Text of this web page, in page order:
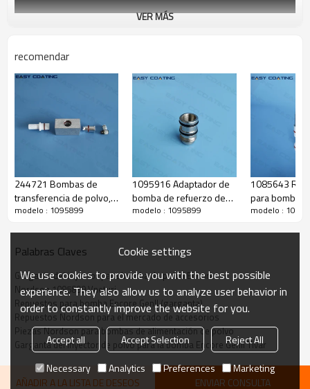
VER MÁS
recomendar
244721 Bombas de
transferencia de polvo,
repuesto de salida de
modelo : 1095899
1095916 Adaptador de
bomba de refuerzo de
polvo de repuesto para
modelo : 1095899
1085643
para bomba
alimentación
modelo :
Palabras Claves
Garganta del inyector para bomba de polvo Encore
Nordson 1095899 Vneturi
Repuestos para bomba Encore GenII (garganta)
Repuestos Nordson para el mercado de accesorios
Piezas Nordson para bombas de alimentación de polvo
Garganta del inyector de polvo para la bomba Encore GenII Tivar
AÑADIR A LA LISTA DE DESEOS ENVIAR CONSULTA
Cookie settings
We use cookies to provide you with the best possible
experience. They also allow us to analyze user behavior in
order to constantly improve the website for you.
Accept all Accept Selection
Reject All
Necessary
Analytics Preferences Marketing